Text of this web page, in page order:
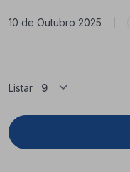
10 de Outubro 2025
Listar